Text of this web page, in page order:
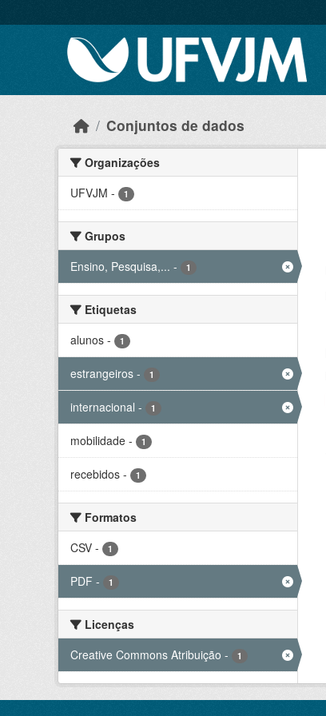
Conjuntos de dados
Organizações
UFVJM - 1
Grupos
Ensino, Pesquisa,... - 1
Etiquetas
alunos - 1
estrangeiros - 1
internacional - 1
mobilidade - 1
recebidos - 1
Formatos
CSV - 1
PDF - 1
Licenças
Creative Commons Atribuição - 1